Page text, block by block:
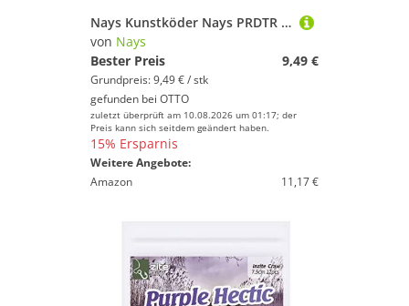
Nays Kunstköder Nays PRDTR 35 8,9cm - 9 Gummifische
von Nays
Bester Preis
9,49 €
Grundpreis: 9,49 € / stk
gefunden bei OTTO
zuletzt überprüft am 10.08.2026 um 01:17; der
Preis kann sich seitdem geändert haben.
15% Ersparnis
Weitere Angebote:
Amazon
11,17 €